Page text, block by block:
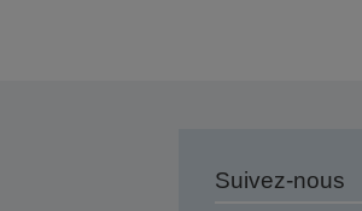
Suivez-nous